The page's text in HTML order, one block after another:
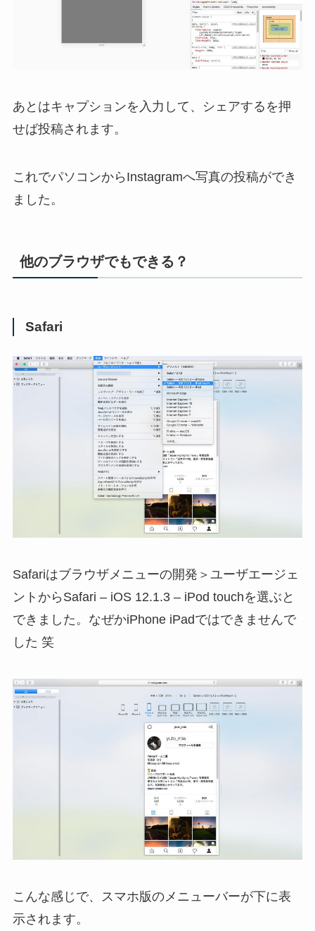
あとはキャプションを入力して、シェアするを押
せば投稿されます。
これでパソコンからInstagramへ写真の投稿ができ
ました。
他のブラウザでもできる？
Safari
Safariはブラウザメニューの開発＞ユーザエージェ
ントからSafari – iOS 12.1.3 – iPod touchを選ぶと
できました。なぜかiPhone iPadではできませんで
した 笑
こんな感じで、スマホ版のメニューバーが下に表
示されます。